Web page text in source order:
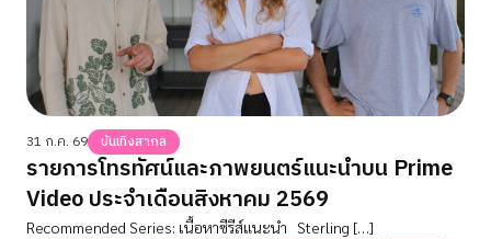
31 ก.ค. 69 บันเทิงสากล
รายการโทรทัศน์และภาพยนตร์แนะนำบน Prime
Video ประจำเดือนสิงหาคม 2569
Recommended Series: เนื้อหาซีรีส์แนะนำ Sterling […]